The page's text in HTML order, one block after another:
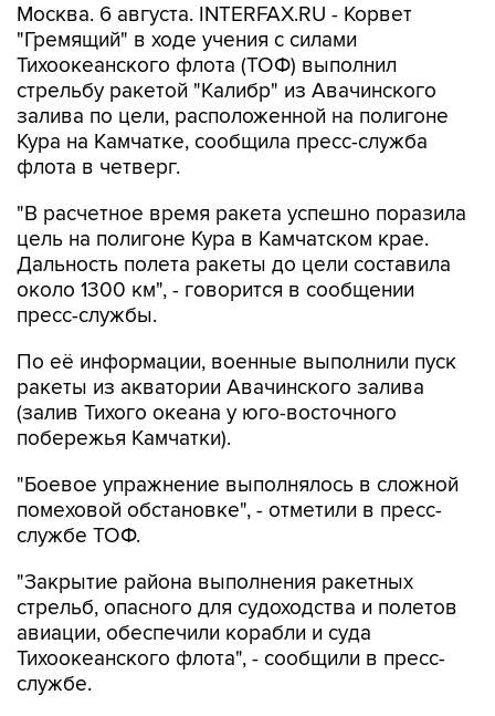
Москва. 6 августа. INTERFAX.RU - Корвет
"Гремящий" в ходе учения с силами
Тихоокеанского флота (ТОФ) выполнил
стрельбу ракетой "Калибр" из Авачинского
залива по цели, расположенной на полигоне
Кура на Камчатке, сообщила пресс-служба
флота в четверг.
"В расчетное время ракета успешно поразила
цель на полигоне Кура в Камчатском крае.
Дальность полета ракеты до цели составила
около 1300 км", - говорится в сообщении
пресс-службы.
По её информации, военные выполнили пуск
ракеты из акватории Авачинского залива
(залив Тихого океана у юго-восточного
побережья Камчатки).
"Боевое упражнение выполнялось в сложной
помеховой обстановке", - отметили в пресс-
службе ТОФ.
"Закрытие района выполнения ракетных
стрельб, опасного для судоходства и полетов
авиации, обеспечили корабли и суда
Тихоокеанского флота", - сообщили в пресс-
службе.